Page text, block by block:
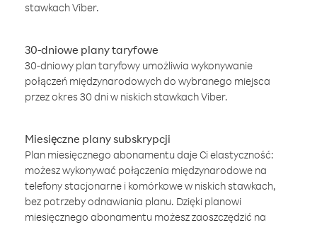
stawkach Viber.
30-dniowe plany taryfowe
30-dniowy plan taryfowy umożliwia wykonywanie
połączeń międzynarodowych do wybranego miejsca
przez okres 30 dni w niskich stawkach Viber.
Miesięczne plany subskrypcji
Plan miesięcznego abonamentu daje Ci elastyczność:
możesz wykonywać połączenia międzynarodowe na
telefony stacjonarne i komórkowe w niskich stawkach,
bez potrzeby odnawiania planu. Dzięki planowi
miesięcznego abonamentu możesz zaoszczędzić na